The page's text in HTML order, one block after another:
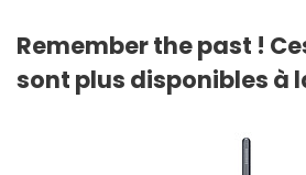
Remember the past !
sont plus disponibles à